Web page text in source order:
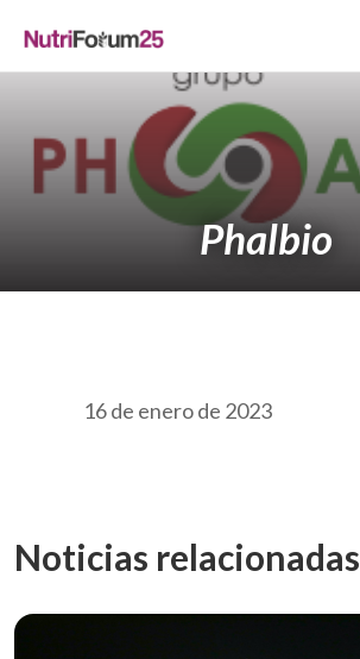
Phalbio
16 de enero de 2023
Noticias relacionadas